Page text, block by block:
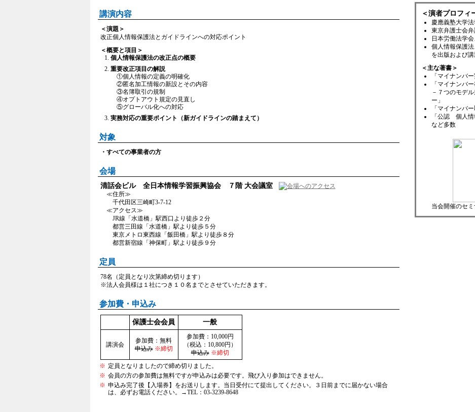
講演内容
＜演題＞
改正個人情報保護法とガイドラインへの対応ポイント
＜概要と項目＞
個人情報保護法の改正点の概要
重要改正項目の解説
①個人情報の定義の明確化
②匿名加工情報の新設とその内容
③名簿取引の規制
④オプトアウト規定の見直し
⑤グローバル化への対応
実務対応の重要ポイント（新ガイドラインの踏まえて）
対象
・すべての事業者の方
会場
清話会ビル 全日本情報学習振興協会 ７階 大会議室
≪住所≫
千代田区三崎町3-7-12
≪アクセス≫
JR線「水道橋」駅西口より徒歩２分
都営三田線「水道橋」駅より徒歩５分
東京メトロ東西線「飯田橋」駅より徒歩８分
都営新宿線「神保町」駅より徒歩９分
定員
78名（定員となり次第締め切ります）
※法人会員様は１社につき１０名までとさせていただきます。
参加費・申込み
保護士会会員 一般
講演会
参加費：無料
申込み ※締切
参加費：10,000円
（税込：10,800円）
申込み ※締切
※ 定員となりましたので締め切りました。
※ 会員の方の参加費は無料ですが申込みは必要です。飛び入り参加はできません。
※ 申込み完了後【入場券】をお送りします。当日受付にて提出してください。３日前までに届かない場合
は、必ずお電話ください。→TEL：03-3239-8648
＜演者プロフィ
慶應義塾大学
東京弁護士会
日本労働法学
個人情報保護
を出版および講
＜主な著書＞
「マイナンバ
「マイナンバ
－７つのモデ
ー」
「マイナンバ
「公認 個人
など多数
当会開催のセ